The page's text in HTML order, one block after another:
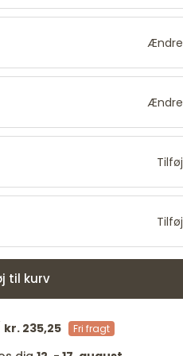
Ændre
Ændre
Tilføj
Tilføj
til kurv
kr. 235,25 Fri fragt